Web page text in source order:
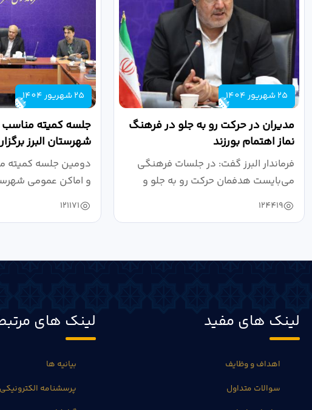
25 شهریور 1404
مدیران در حرکت رو به جلو در فرهنگ
نماز اهتمام بورزند
فرماندار البرز گفت: در جلسات فرهنگی
می‌بایست هدفمان حرکت رو به جلو و
دستیابی...
124419
25 شهریور 1404
جلسه کمیته مناسب
شهرستان البرز
دومین جلسه کمیته
و اماکن عمومی
۱۴۰۴ به...
121171
لینک های مفید
اهداف و وظایف
سوالات متداول
لینک های
بیانیه ها
پرسشنامه الکترونیکی